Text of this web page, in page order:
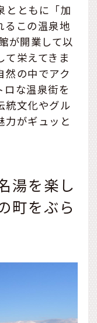
とともに「加
るこの温泉地
が開業して以
て栄えてきま
然の中でアク
ロな温泉街を
統文化やグル
力がギュッと
湯を楽し
町をぶら